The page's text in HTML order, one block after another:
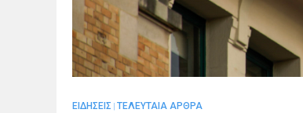
ΕΙΔΗΣΕΙΣ ΤΕΛΕΥΤΑΙΑ ΑΡΘΡΑ